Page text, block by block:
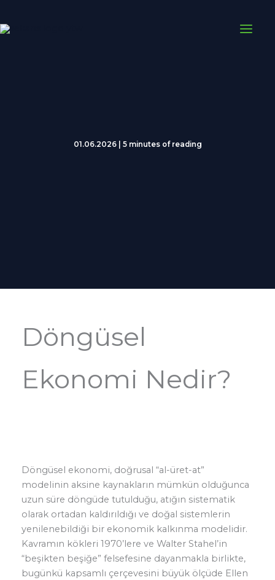
atla
01.06.2026 5 minutes of reading
Döngüsel
Ekonomi Nedir?
Döngüsel ekonomi, doğrusal “al-üret-at”
modelinin aksine kaynakların mümkün olduğunca
uzun süre döngüde tutulduğu, atığın sistematik
olarak ortadan kaldırıldığı ve doğal sistemlerin
yenilenebildiği bir ekonomik kalkınma modelidir.
Kavramın kökleri 1970’lere ve Walter Stahel’in
“beşikten beşiğe” felsefesine dayanmakla birlikte,
bugünkü kapsamlı çerçevesini büyük ölçüde Ellen